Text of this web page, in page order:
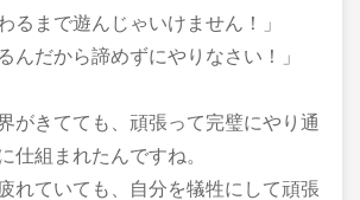
るまで遊んじゃいけません！」
んだから諦めずにやりなさい！」
がきてても、頑張って完璧にやり通
仕組まれたんですね。
れていても、自分を犠牲にして頑張